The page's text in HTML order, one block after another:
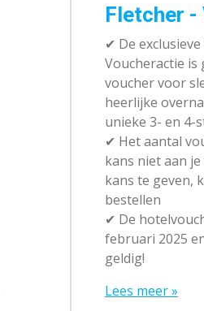
Fletcher -
✔ De
Voucheractie is
voucher voor
heerlijke
unieke 3- en 4-
✔ Het aantal
kans niet aan
kans te geven,
bestellen
✔ De
februari 2025
geldig!
Lees meer »